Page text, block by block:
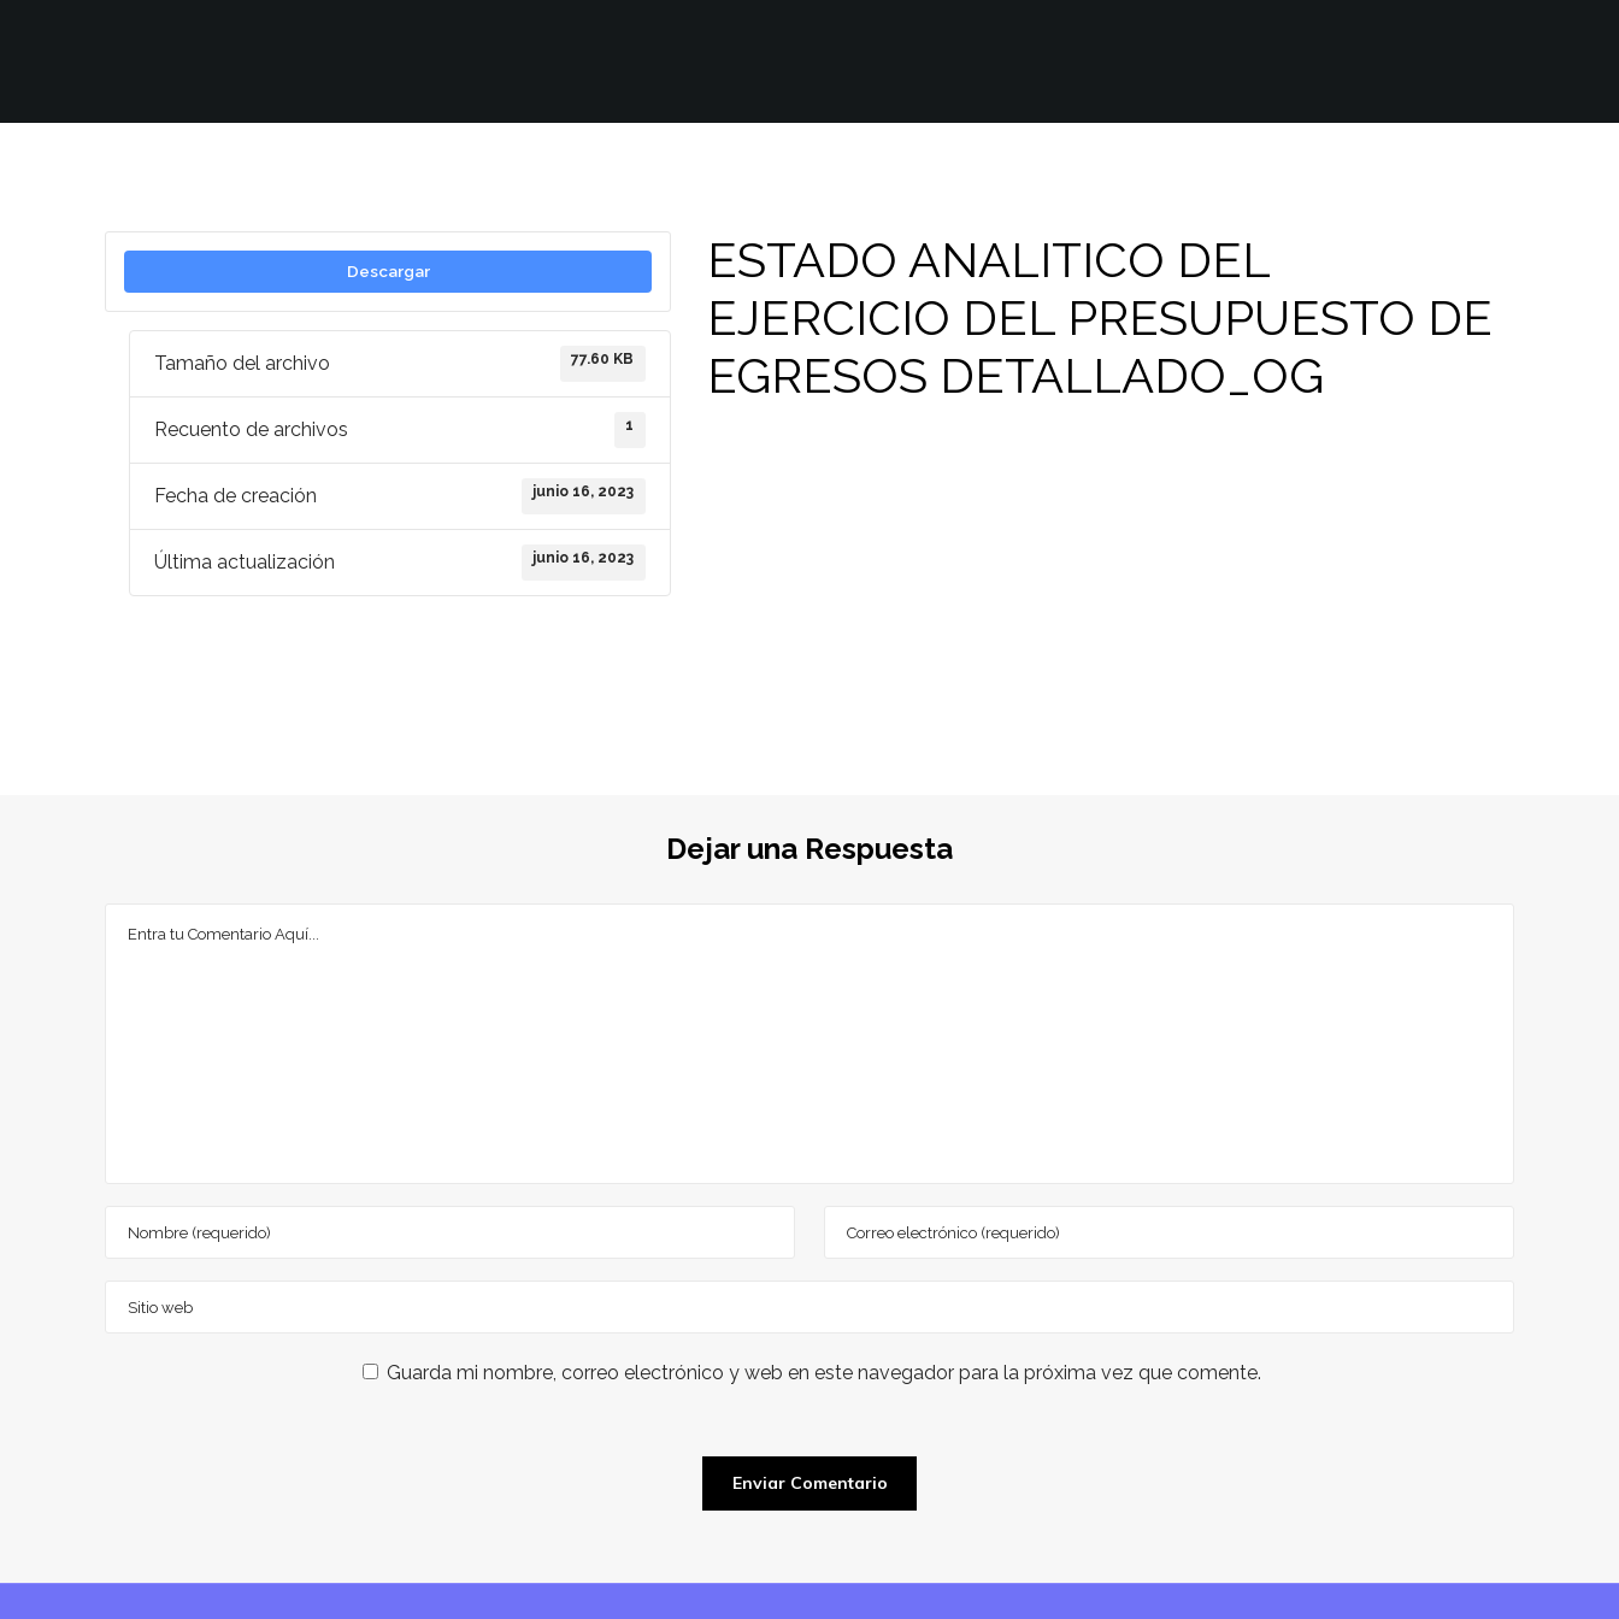
Descargar
Tamaño del archivo 77.60 KB
Recuento de archivos 1
Fecha de creación junio 16, 2023
Última actualización junio 16, 2023
ESTADO ANALITICO DEL
EJERCICIO DEL PRESUPUESTO DE
EGRESOS DETALLADO_OG
Dejar una Respuesta
Guarda mi nombre, correo electrónico y web en este navegador para la próxima vez que comente.